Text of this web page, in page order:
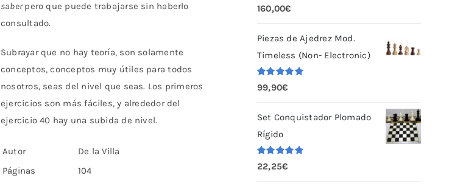
saberpero que puede trabajarse sin haberlo
consultado.
Subrayar que no hay teoría, son solamente
conceptos, conceptos muy útiles para todos
nosotros, seas del nivel que seas. Los primeros
ejercicios son más fáciles, y alrededor del
ejercicio 40 hay una subida de nivel.
Autor
De la Villa
Páginas
104
Valorado
con 5.00
160,00€
Piezas de Ajedrez Mod.
Timeless (Non- Electronic)
Valorado
con 5.00
99,90€
Set Conquistador Plomado
Rígido
Valorado
con
5.00
22,25€